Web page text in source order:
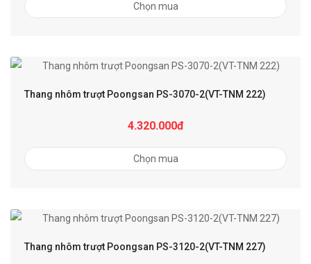
Chọn mua
Thang nhôm trượt Poongsan PS-3070-2(VT-TNM 222)
4.320.000đ
Chọn mua
Thang nhôm trượt Poongsan PS-3120-2(VT-TNM 227)